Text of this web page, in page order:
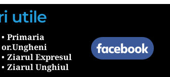
utile
Primaria
or.Ungheni
Ziarul Expresul
Ziarul Unghiul